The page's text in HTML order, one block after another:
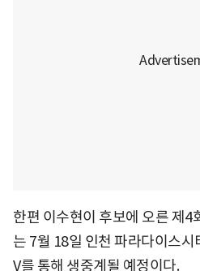
한편 이수현이 후보에 오른 제4
는 7월 18일 인천 파라다이스
V를 통해 생중계될 예정이다.